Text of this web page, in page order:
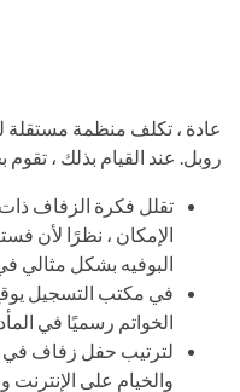
روبل. عند القيام بذلك ، تقوم
تقلل فكرة الزفاف ذات
الإمكان ، نظرًا لأن
البوفيه بشكل مثالي
في مكتب التسجيل
الخواتم رسميًا في
لترتيب حفل زفاف في
والخيام على الإنترنت